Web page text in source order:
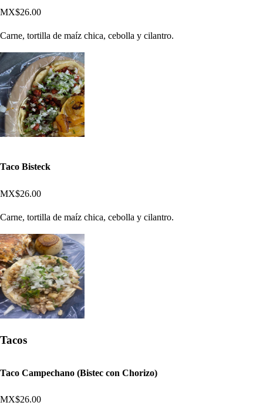
MX$26.00
Carne, tortilla de maíz chica, cebolla y cilantro.
Taco Bisteck
MX$26.00
Carne, tortilla de maíz chica, cebolla y cilantro.
Tacos
Taco Campechano (Bistec con Chorizo)
MX$26.00